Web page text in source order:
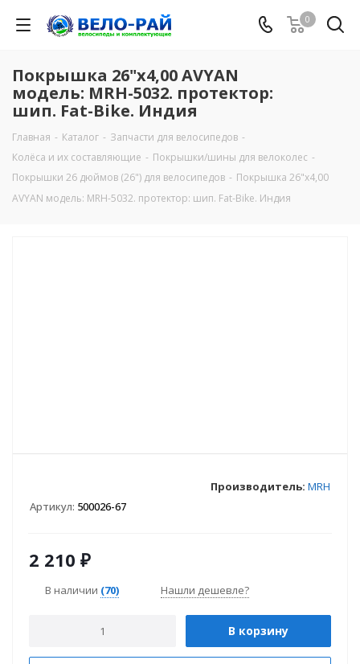
0
Покрышка 26"х4,00 AVYAN
модель: MRH-5032. протектор:
шип. Fat-Bike. Индия
Главная - Каталог - Запчасти для велосипедов -
Колёса и их составляющие - Покрышки/шины для велоколес -
Покрышки 26 дюймов (26") для велосипедов - Покрышка 26"х4,00
AVYAN модель: MRH-5032. протектор: шип. Fat-Bike. Индия
Артикул: 500026-67
Производитель: MRH
2 210 ₽
В наличии (70) Нашли дешевле?
В корзину